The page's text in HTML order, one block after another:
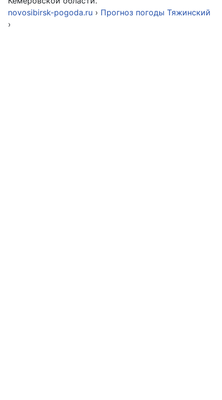
novosibirsk-pogoda.ru › Прогноз погоды Тяжинский
›